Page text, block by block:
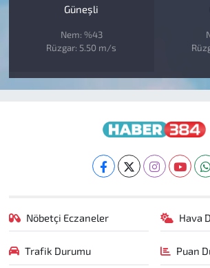
Güneşli
Nem: %43
Rüzgar: 5.50 m/s
Nöbetçi Eczaneler Hava
Trafik Durumu Puan